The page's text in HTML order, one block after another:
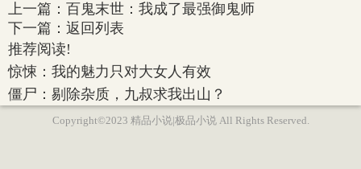
上一篇： 百鬼末世：我成了最强御鬼师
下一篇： 返回列表
推荐阅读!
惊悚：我的魅力只对大女人有效
僵尸：剔除杂质，九叔求我出山？
Copyright©2023 精品小说|极品小说 All Rights Reserved.